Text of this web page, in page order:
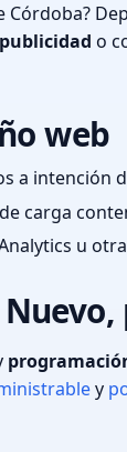
Córdoba?
publicidad o
web
a intención
carga
u
y